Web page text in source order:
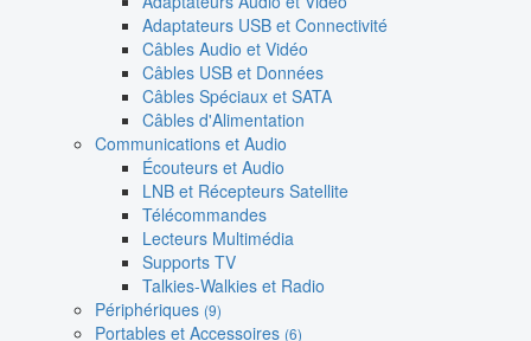
Adaptateurs USB et Connectivité
Câbles Audio et Vidéo
Câbles USB et Données
Câbles Spéciaux et SATA
Câbles d'Alimentation
Communications et Audio
Écouteurs et Audio
LNB et Récepteurs Satellite
Télécommandes
Lecteurs Multimédia
Supports TV
Talkies-Walkies et Radio
Périphériques (9)
Portables et Accessoires (6)